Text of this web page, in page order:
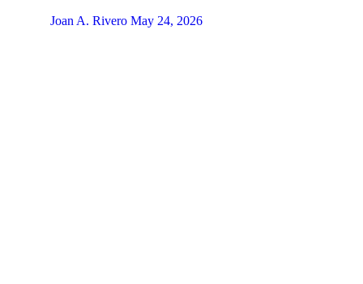
Joan A. Rivero May 24, 2026